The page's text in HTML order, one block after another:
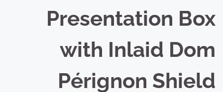
Presentation Box
with Inlaid Dom
Pérignon Shield